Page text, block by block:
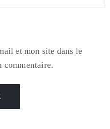
et mon site dans le
commentaire.